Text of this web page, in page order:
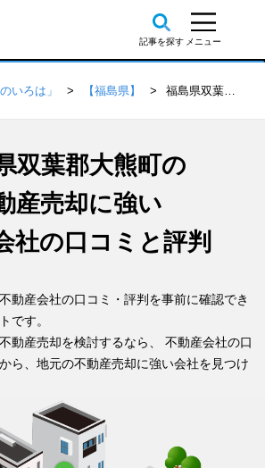
いろは」 【福島県】 福島県双葉郡大熊町の不動産会社 口コミ・評判一覧
双葉郡大熊町の
産売却に強い
社の口コミと評判
動産会社の口コミ・評判を事前に確認でき
です。
動産売却を検討するなら、 不動産会社の口
ら、地元の不動産売却に強い会社を見つけ